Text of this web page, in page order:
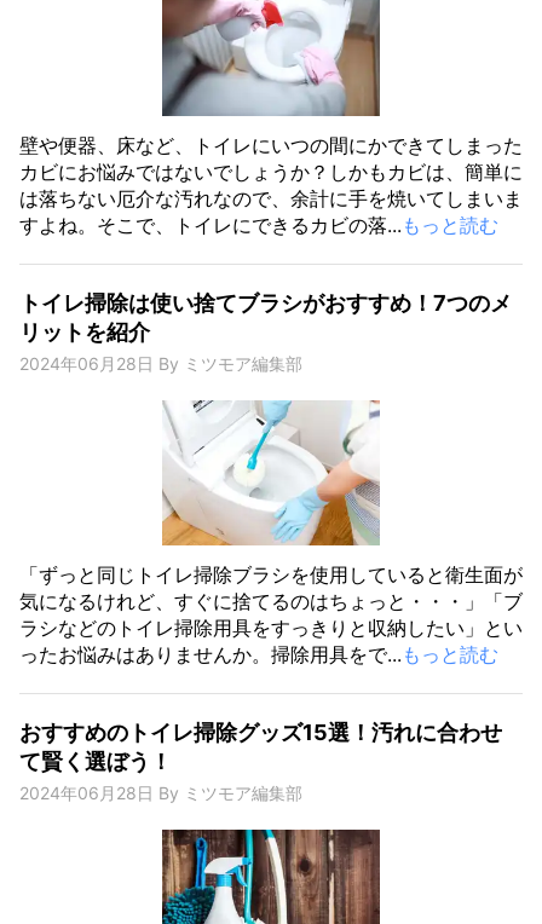
壁や便器、床など、トイレにいつの間にかできてしまった
カビにお悩みではないでしょうか？しかもカビは、簡単に
は落ちない厄介な汚れなので、余計に手を焼いてしまいま
すよね。そこで、トイレにできるカビの落... もっと読む
トイレ掃除は使い捨てブラシがおすすめ！7つのメ
リットを紹介
2024年06月28日 By ミツモア編集部
「ずっと同じトイレ掃除ブラシを使用していると衛生面が
気になるけれど、すぐに捨てるのはちょっと・・・」「ブ
ラシなどのトイレ掃除用具をすっきりと収納したい」とい
ったお悩みはありませんか。掃除用具をで... もっと読む
おすすめのトイレ掃除グッズ15選！汚れに合わせ
て賢く選ぼう！
2024年06月28日 By ミツモア編集部